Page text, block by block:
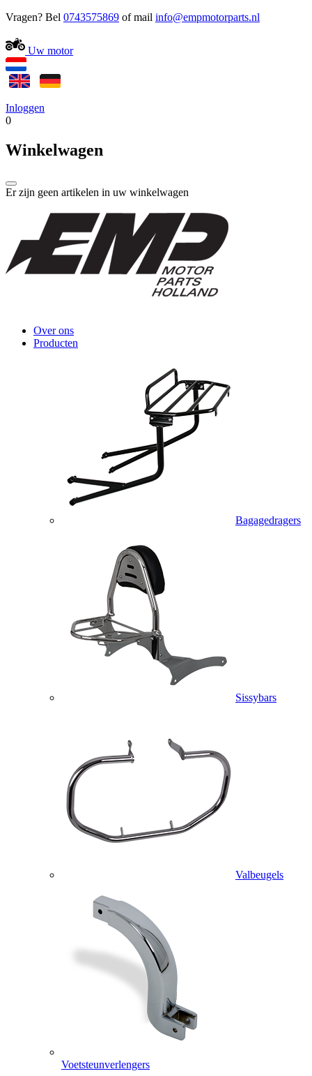
Vragen? Bel 0743575869 of mail
Uw motor
Inloggen
0
Winkelwagen
Er zijn geen artikelen in uw winkelwagen
Over ons
Producten
Bagagedragers
Sissybars
Valbeugels
Voetsteunverlengers